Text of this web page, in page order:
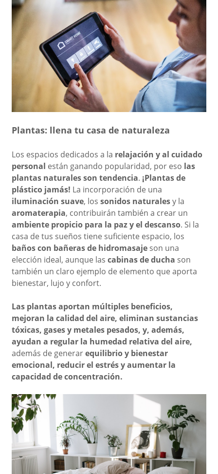
Plantas: llena tu casa de naturaleza
Los espacios dedicados a la relajación y al cuidado
personal están ganando popularidad, por eso las
plantas naturales son tendencia. ¡Plantas de
plástico jamás! La incorporación de una
iluminación suave, los sonidos naturalesy la
aromaterapia, contribuirán también a crear un
ambiente propicio para la paz y el descanso. Si la
casa de tus sueños tiene suficiente espacio, los
baños con bañeras de hidromasaje son una
elección ideal, aunque las cabinas de ducha son
también un claro ejemplo de elemento que aporta
bienestar, lujo y confort.
Las plantas aportan múltiples beneficios,
mejoran la calidad del aire, eliminan sustancias
tóxicas, gases y metales pesados, y, además,
ayudan a regular la humedad relativa del aire,
además de generarequilibrio y bienestar
emocional, reducir el estrés y aumentar la
capacidad de concentración.